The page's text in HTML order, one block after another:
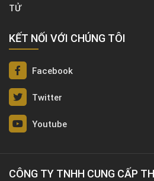
TỬ
KẾT NỐI VỚI CHÚNG TÔI
Facebook
Twitter
Youtube
CÔNG TY TNHH CUNG CẤP